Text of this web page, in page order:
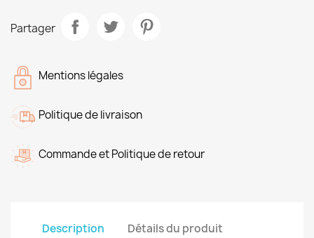
Partager
Mentions légales
Politique de livraison
Commande et Politique de retour
Description Détails du produit